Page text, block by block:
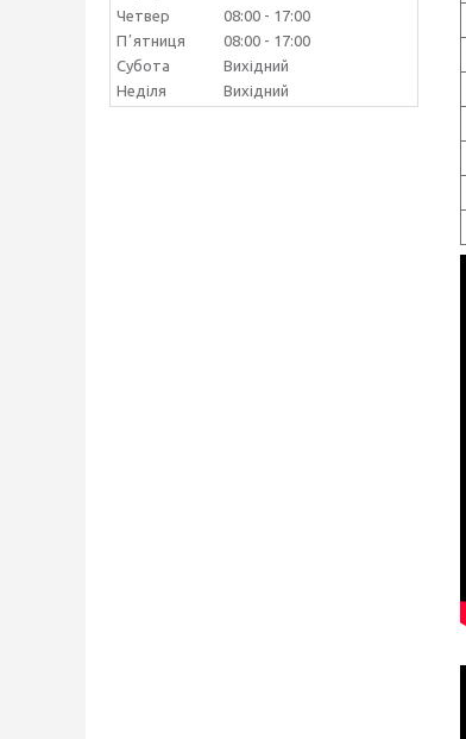
Четвер
08:00
17:00
Пʼятниця
08:00
17:00
Субота
Вихідний
Неділя
Вихідний